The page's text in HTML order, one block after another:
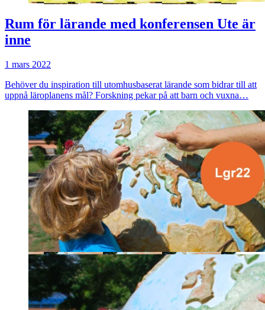
Rum för lärande med konferensen Ute är
inne
1 mars 2022
Behöver du inspiration till utomhusbaserat lärande som bidrar till att
uppnå läroplanens mål? Forskning pekar på att barn och vuxna…